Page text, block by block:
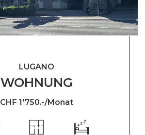
WOHNUNG
LUGANO
CHF 1'750.-/Monat